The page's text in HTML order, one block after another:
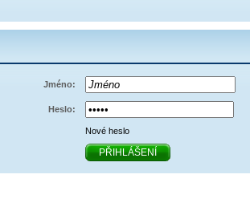
Jméno:
Heslo:
Nové heslo
PŘIHLÁŠENÍ